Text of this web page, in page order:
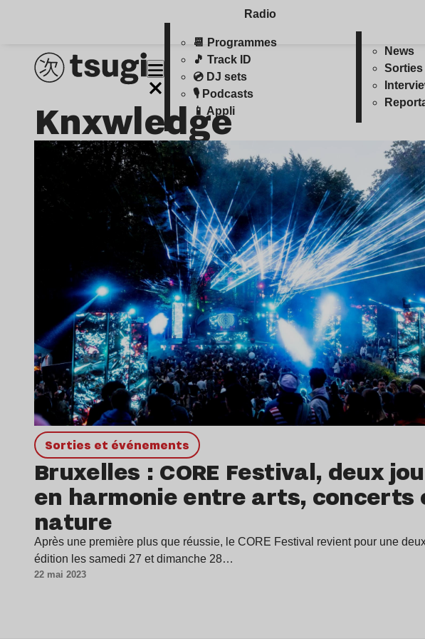
Radio
📆 Programmes
🎵 Track ID
💿 DJ sets
🎙️ Podcasts
📱 Appli
News
Sorties
Knxwledge
Sorties et événements
Bruxelles : CORE Festival, deux
en harmonie entre arts, concerts
nature
Après une première plus que réussie, le CORE Festival revient pour une
édition les samedi 27 et dimanche 28…
22 mai 2023